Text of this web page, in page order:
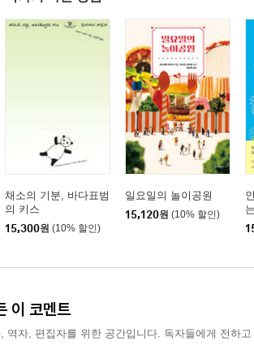
채소의 기분, 바다표범
의 키스
15,300원 (10% 할인)
일요일의 놀이공원
15,120원 (10% 할인)
이 코멘트
역자, 편집자를 위한 공간입니다. 독자들에게 전하